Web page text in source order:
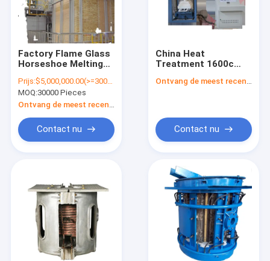
Factory Flame Glass
Horseshoe Melting
Furance
Prijs:$5,000,000.00(>=30000 Pieces)
MOQ:30000 Pieces
Contact nu
China Heat
Treatment 1600c
Melting Furnace
Ontvang de meest recente Prijs
Contact nu